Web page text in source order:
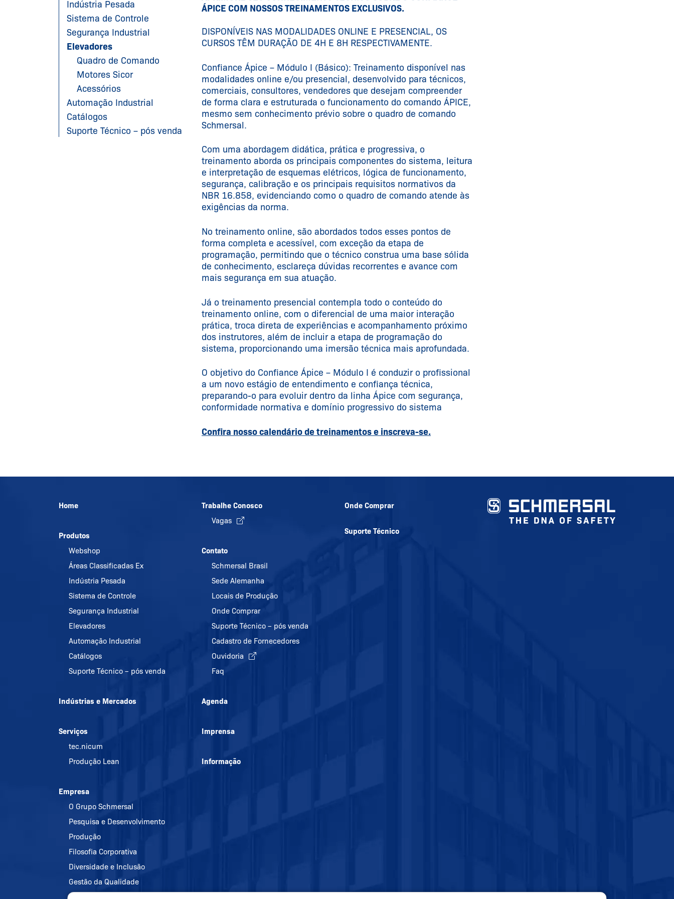
Indústria Pesada
Sistema de Controle
Segurança Industrial
Elevadores
Quadro de Comando
Motores Sicor
Acessórios
Automação Industrial
Catálogos
Suporte Técnico – pós venda
ÁPICE COM NOSSOS TREINAMENTOS EXCLUSIVOS.
DISPONÍVEIS NAS MODALIDADES ONLINE E PRESENCIAL, OS
CURSOS TÊM DURAÇÃO DE 4H E 8H RESPECTIVAMENTE.
Confiance Ápice – Módulo I (Básico): Treinamento disponível nas
modalidades online e/ou presencial, desenvolvido para técnicos,
comerciais, consultores, vendedores que desejam compreender
de forma clara e estruturada o funcionamento do comando ÁPICE,
mesmo sem conhecimento prévio sobre o quadro de comando
Schmersal.
Com uma abordagem didática, prática e progressiva, o
treinamento aborda os principais componentes do sistema, leitura
e interpretação de esquemas elétricos, lógica de funcionamento,
segurança, calibração e os principais requisitos normativos da
NBR 16.858, evidenciando como o quadro de comando atende às
exigências da norma.
No treinamento online, são abordados todos esses pontos de
forma completa e acessível, com exceção da etapa de
programação, permitindo que o técnico construa uma base sólida
de conhecimento, esclareça dúvidas recorrentes e avance com
mais segurança em sua atuação.
Já o treinamento presencial contempla todo o conteúdo do
treinamento online, com o diferencial de uma maior interação
prática, troca direta de experiências e acompanhamento próximo
dos instrutores, além de incluir a etapa de programação do
sistema, proporcionando uma imersão técnica mais aprofundada.
O objetivo do Confiance Ápice – Módulo I é conduzir o profissional
a um novo estágio de entendimento e confiança técnica,
preparando-o para evoluir dentro da linha Ápice com segurança,
conformidade normativa e domínio progressivo do sistema
Confira nosso calendário de treinamentos e inscreva-se.
Home
Produtos
Webshop
Áreas Classificadas Ex
Indústria Pesada
Sistema de Controle
Segurança Industrial
Elevadores
Automação Industrial
Catálogos
Suporte Técnico – pós venda
Indústrias e Mercados
Serviços
tec.nicum
Produção Lean
Empresa
O Grupo Schmersal
Pesquisa e Desenvolvimento
Produção
Filosofia Corporativa
Diversidade e Inclusão
Gestão da Qualidade
Política de energia e proteção
Trabalhe Conosco
Vagas
Contato
Schmersal Brasil
Sede Alemanha
Locais de Produção
Onde Comprar
Suporte Técnico – pós venda
Cadastro de Fornecedores
Ouvidoria
Faq
Agenda
Imprensa
Informação
Onde Comprar
Suporte Técnico